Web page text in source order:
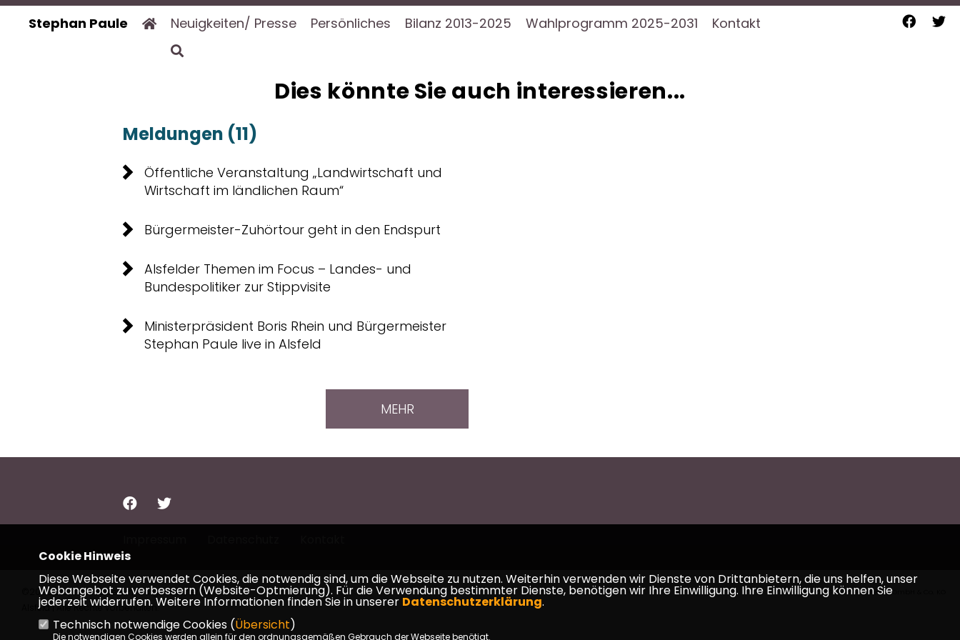
Stephan Paule Neuigkeiten/ Presse Persönliches Bilanz 2013-2025 Wahlprogramm 2025-2031 Kontakt
Dies könnte Sie auch interessieren...
Meldungen (11)
Öffentliche Veranstaltung „Landwirtschaft und
Wirtschaft im ländlichen Raum“
Bürgermeister-Zuhörtour geht in den Endspurt
Alsfelder Themen im Focus – Landes- und
Bundespolitiker zur Stippvisite
Ministerpräsident Boris Rhein und Bürgermeister
Stephan Paule live in Alsfeld
MEHR
©2026 Stephan Paule - Ihr Bürgermeister für
Alsfeld | Alle Rechte vorbehalten.
Realisation: Sharkness Media GmbH & Co. KG
Cookie Hinweis
Diese Webseite verwendet Cookies, die notwendig sind, um die Webseite zu nutzen. Weiterhin verwenden wir Dienste von Drittanbietern, die uns helfen, unser
Webangebot zu verbessern (Website-Optmierung). Für die Verwendung bestimmter Dienste, benötigen wir Ihre Einwilligung. Ihre Einwilligung können Sie
jederzeit widerrufen. Weitere Informationen finden Sie in unserer Datenschutzerklärung.
Technisch notwendige Cookies (Übersicht)
Die notwendigen Cookies werden allein für den ordnungsgemäßen Gebrauch der Webseite benötigt.